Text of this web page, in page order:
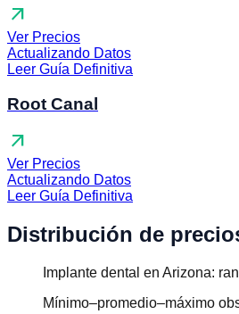
arrow_outward
Ver Precios
Actualizando Datos
Leer Guía Definitiva
Root Canal
arrow_outward
Ver Precios
Actualizando Datos
Leer Guía Definitiva
Distribución de
Implante dental en Arizona:
Mínimo–promedio–máximo